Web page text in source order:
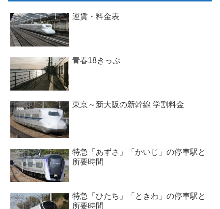
運賃・料金表
青春18きっぷ
東京～新大阪の新幹線 学割料金
特急「あずさ」「かいじ」の停車駅と
所要時間
特急「ひたち」「ときわ」の停車駅と
所要時間